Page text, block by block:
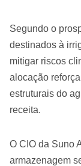
Segundo o
destinados à
mitigar riscos
alocação
estruturais do
receita.
O CIO da Suno
armazenagem